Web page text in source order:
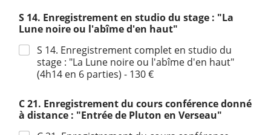
S 14. Enregistrement en studio du stage : "La
Lune noire ou l'abîme d'en haut"
S 14. Enregistrement complet en studio du
stage : "La Lune noire ou l'abîme d'en haut"
(4h14 en 6 parties) - 130 €
C 21. Enregistrement du cours conférence donné
à distance : "Entrée de Pluton en Verseau"